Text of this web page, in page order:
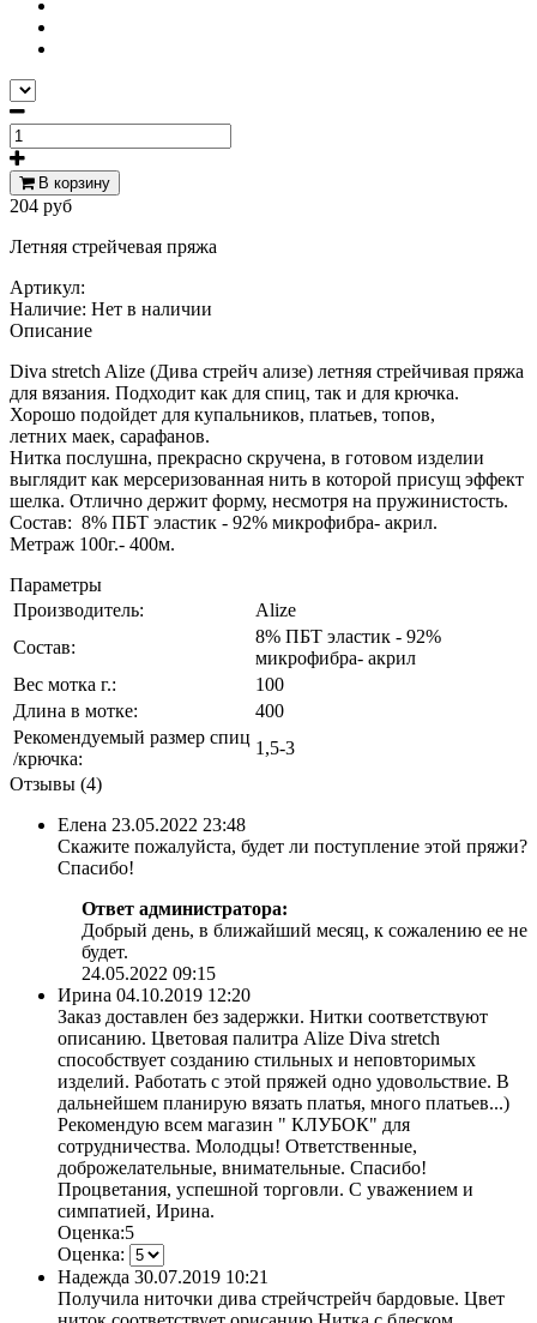
В корзину
204 руб
Летняя стрейчевая пряжа
Артикул:
Наличие: Нет в наличии
Описание
Diva stretch Alize (Дива стрейч ализе) летняя стрейчивая пряжа
для вязания. Подходит как для спиц, так и для крючка.
Хорошо подойдет для купальников, платьев, топов,
летних маек, сарафанов.
Нитка послушна, прекрасно скручена, в готовом изделии
выглядит как мерсеризованная нить в которой присущ эффект
шелка. Отлично держит форму, несмотря на пружинистость.
Состав: 8% ПБТ эластик - 92% микрофибра- акрил.
Метраж 100г.- 400м.
Параметры
Производитель:
Alize
Состав:
8% ПБТ эластик - 92%
микрофибра- акрил
Вес мотка г.:
100
Длина в мотке:
400
Рекомендуемый размер спиц
/крючка:
1,5-3
Отзывы (4)
Елена 23.05.2022 23:48
Скажите пожалуйста, будет ли поступление этой пряжи?
Спасибо!
Ответ администратора:
Добрый день, в ближайший месяц, к сожалению ее не
будет.
24.05.2022 09:15
Ирина 04.10.2019 12:20
Заказ доставлен без задержки. Нитки соответствуют
описанию. Цветовая палитра Alize Diva stretch
способствует созданию стильных и неповторимых
изделий. Работать с этой пряжей одно удовольствие. В
дальнейшем планирую вязать платья, много платьев...)
Рекомендую всем магазин " КЛУБОК" для
сотрудничества. Молодцы! Ответственные,
доброжелательные, внимательные. Спасибо!
Процветания, успешной торговли. С уважением и
симпатией, Ирина.
Оценка:5
Оценка:
Надежда 30.07.2019 10:21
Получила ниточки дива стрейчстрейч бардовые. Цвет